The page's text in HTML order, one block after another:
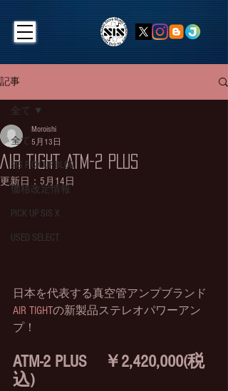
記事
全て
SIS PICK UP BLOG
価格改定情報
PICK UP SIS X
USED SELECT
全て
AIR TIGHT ATM-2 PLUS
Moroishi
5月13日
更新日： 5月14日
日本を代表する真空管アンプブランド
AIR TIGHTの新製品ステレオパワーアン
プ！
ATM-2 PLUS　￥2,420,000(税
込)